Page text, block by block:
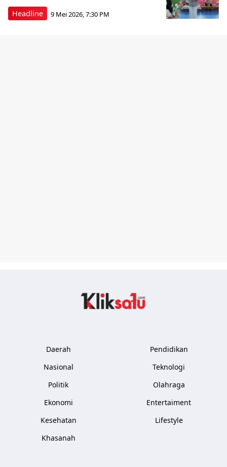
Headline 9 Mei 2026, 7:30 PM
Daerah
Nasional
Politik
Ekonomi
Kesehatan
Khasanah
Pendidikan
Teknologi
Olahraga
Entertaiment
Lifestyle